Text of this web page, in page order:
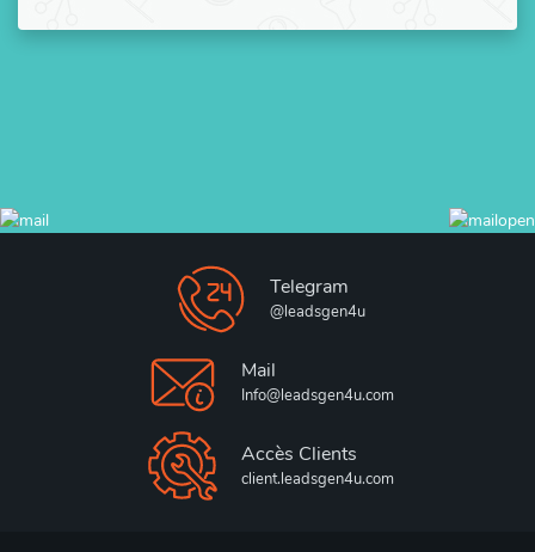
Telegram
@leadsgen4u
Mail
Info@leadsgen4u.com
Accès Clients
client.leadsgen4u.com